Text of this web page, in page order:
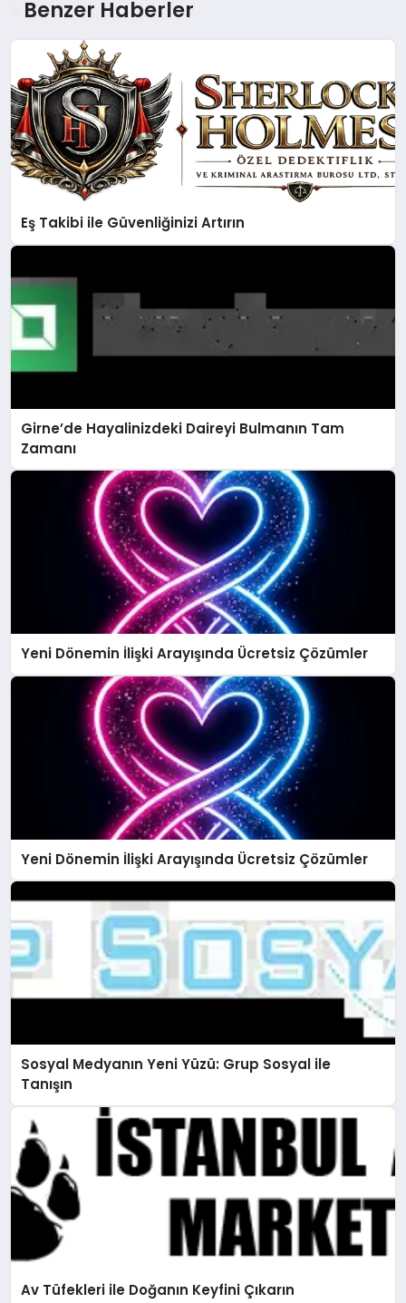
Benzer Haberler
Eş Takibi ile Güvenliğinizi Artırın
Girne’de Hayalinizdeki Daireyi Bulmanın Tam
Zamanı
Yeni Dönemin İlişki Arayışında Ücretsiz Çözümler
Yeni Dönemin İlişki Arayışında Ücretsiz Çözümler
Sosyal Medyanın Yeni Yüzü: Grup Sosyal ile
Tanışın
Av Tüfekleri ile Doğanın Keyfini Çıkarın